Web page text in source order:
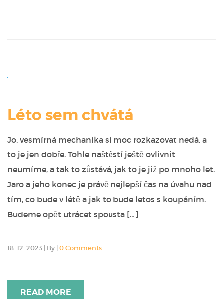
Léto sem chvátá
Jo, vesmírná mechanika si moc rozkazovat nedá, a
to je jen dobře. Tohle naštěstí ještě ovlivnit
neumíme, a tak to zůstává, jak to je již po mnoho let.
Jaro a jeho konec je právě nejlepší čas na úvahu nad
tím, co bude v létě a jak to bude letos s koupáním.
Budeme opět utrácet spousta […]
18. 12. 2023 | By | 0 Comments
READ MORE